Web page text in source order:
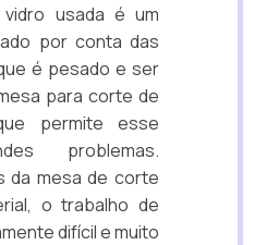
usada é um
por conta das
é pesado e ser
para corte de
permite esse
problemas.
da mesa de corte
o trabalho de
difícil e muito